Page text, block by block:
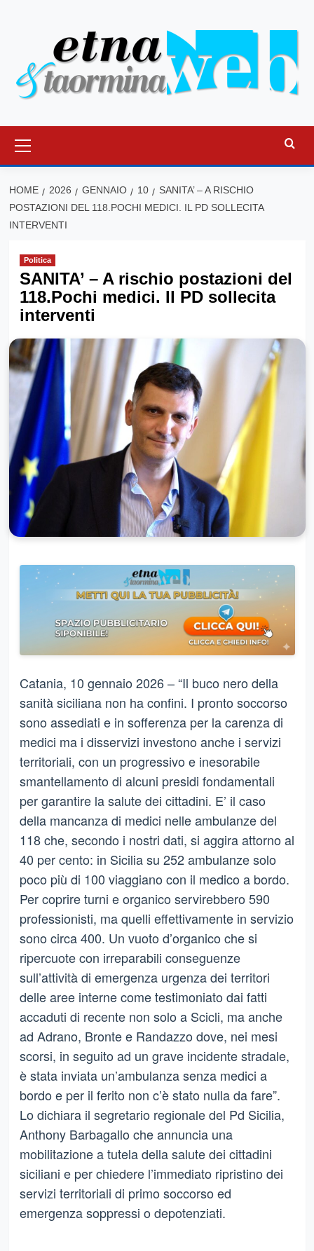
principale
HOME 2026 GENNAIO 10
SANITA’ – A RISCHIO
POSTAZIONI DEL 118.POCHI MEDICI. IL PD SOLLECITA
INTERVENTI
Politica
SANITA’ – A rischio postazioni del
118.Pochi medici. Il PD sollecita
interventi
Catania, 10 gennaio 2026 – “Il buco nero della
sanità siciliana non ha confini. I pronto soccorso
sono assediati e in sofferenza per la carenza di
medici ma i disservizi investono anche i servizi
territoriali, con un progressivo e inesorabile
smantellamento di alcuni presidi fondamentali
per garantire la salute dei cittadini. E’ il caso
della mancanza di medici nelle ambulanze del
118 che, secondo i nostri dati, si aggira attorno al
40 per cento: in Sicilia su 252 ambulanze solo
poco più di 100 viaggiano con il medico a bordo.
Per coprire turni e organico servirebbero 590
professionisti, ma quelli effettivamente in servizio
sono circa 400. Un vuoto d’organico che si
ripercuote con irreparabili conseguenze
sull’attività di emergenza urgenza dei territori
delle aree interne come testimoniato dai fatti
accaduti di recente non solo a Scicli, ma anche
ad Adrano, Bronte e Randazzo dove, nei mesi
scorsi, in seguito ad un grave incidente stradale,
è stata inviata un’ambulanza senza medici a
bordo e per il ferito non c’è stato nulla da fare”.
Lo dichiara il segretario regionale del Pd Sicilia,
Anthony Barbagallo che annuncia una
mobilitazione a tutela della salute dei cittadini
siciliani e per chiedere l’immediato ripristino dei
servizi territoriali di primo soccorso ed
emergenza soppressi o depotenziati.